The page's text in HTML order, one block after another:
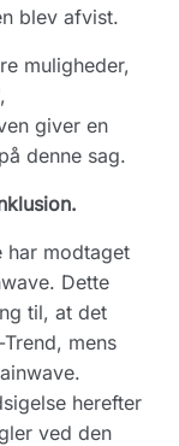
blev afvist.
muligheder,
giver en
denne sag.
har modtaget
Dette
til, at det
mens
herefter
ved den